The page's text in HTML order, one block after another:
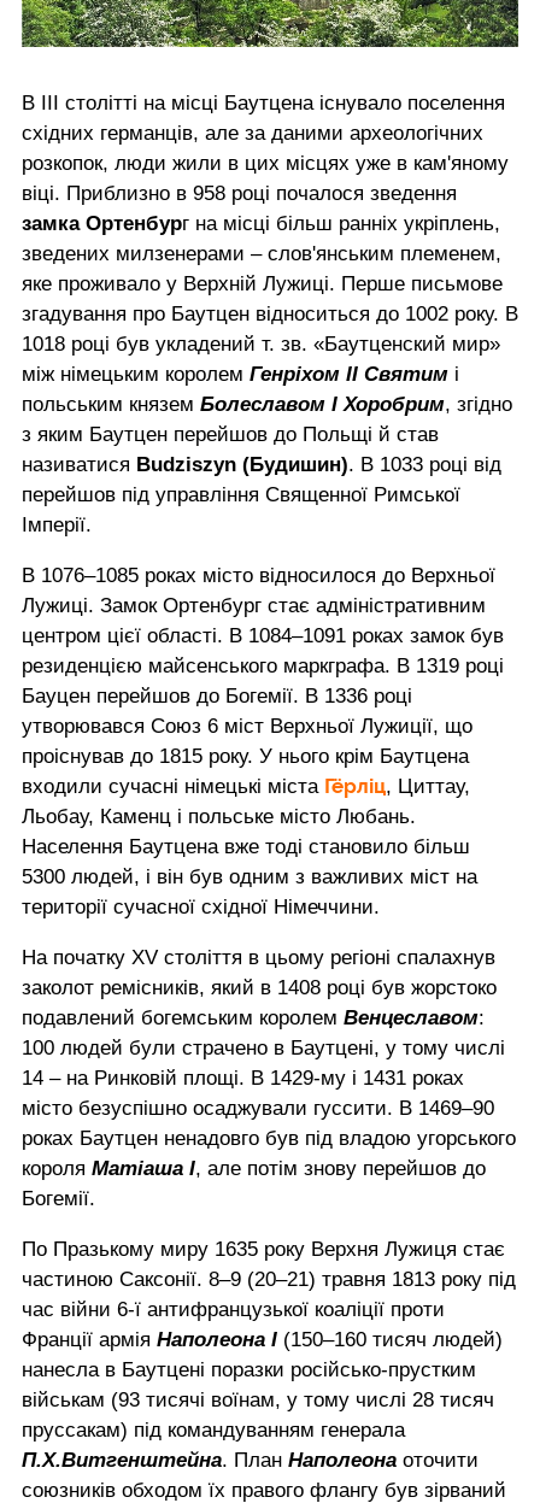
В III столітті на місці Баутцена існувало поселення
східних германців, але за даними археологічних
розкопок, люди жили в цих місцях уже в кам'яному
віці. Приблизно в 958 році почалося зведення
замка Ортенбург на місці більш ранніх укріплень,
зведених милзенерами – слов'янським племенем,
яке проживало у Верхній Лужиці. Перше письмове
згадування про Баутцен відноситься до 1002 року. В
1018 році був укладений т. зв. «Баутценский мир»
між німецьким королем Генріхом II Святим і
польським князем Болеславом I Хоробрим, згідно
з яким Баутцен перейшов до Польщі й став
називатися Budziszyn (Будишин). В 1033 році від
перейшов під управління Священної Римської
Імперії.
В 1076–1085 роках місто відносилося до Верхньої
Лужиці. Замок Ортенбург стає адміністративним
центром цієї області. В 1084–1091 роках замок був
резиденцією майсенського маркграфа. В 1319 році
Бауцен перейшов до Богемії. В 1336 році
утворювався Союз 6 міст Верхньої Лужиції, що
проіснував до 1815 року. У нього крім Баутцена
входили сучасні німецькі міста Гёрліц, Циттау,
Льобау, Каменц і польське місто Любань.
Населення Баутцена вже тоді становило більш
5300 людей, і він був одним з важливих міст на
території сучасної східної Німеччини.
На початку XV століття в цьому регіоні спалахнув
заколот ремісників, який в 1408 році був жорстоко
подавлений богемським королем Венцеславом:
100 людей були страчено в Баутцені, у тому числі
14 – на Ринковій площі. В 1429-му і 1431 роках
місто безуспішно осаджували гуссити. В 1469–90
роках Баутцен ненадовго був під владою угорського
короля Матіаша I, але потім знову перейшов до
Богемії.
По Празькому миру 1635 року Верхня Лужиця стає
частиною Саксонії. 8–9 (20–21) травня 1813 року під
час війни 6-ї антифранцузької коаліції проти
Франції армія Наполеона I (150–160 тисяч людей)
нанесла в Баутцені поразки російсько-прустким
військам (93 тисячі воїнам, у тому числі 28 тисяч
пруссакам) під командуванням генерала
П.Х.Витгенштейна. План Наполеона оточити
союзників обходом їх правого флангу був зірваний